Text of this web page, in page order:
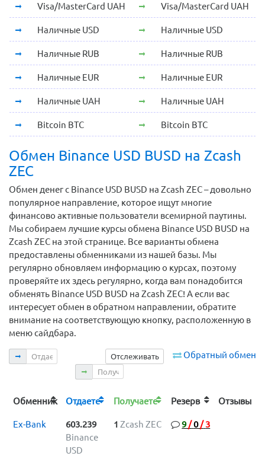
Visa/MasterCard UAH Visa/MasterCard UAH
Наличные USD Наличные USD
Наличные RUB Наличные RUB
Наличные EUR Наличные EUR
Наличные UAH Наличные UAH
Bitcoin BTC Bitcoin BTC
Обмен Binance USD BUSD на Zcash
ZEC
Обмен денег с Binance USD BUSD на Zcash ZEC – довольно
популярное направление, которое ищут многие
финансово активные пользователи всемирной паутины.
Мы собираем лучшие курсы обмена Binance USD BUSD на
Zcash ZEC на этой странице. Все варианты обмена
предоставлены обменниками из нашей базы. Мы
регулярно обновляем информацию о курсах, поэтому
проверяйте их здесь регулярно, когда вам понадобится
обменять Binance USD BUSD на Zcash ZEC! А если вас
интересует обмен в обратном направлении, обратите
внимание на соответствующую кнопку, расположенную в
меню сайдбара.
Обратный обмен
Отслеживать
Отдаете
Получаете
Обменник Отдаете Получаете Резерв Отзывы
Ex-Bank
603.239
Binance
USD
1 Zcash ZEC 9 /0/ 3